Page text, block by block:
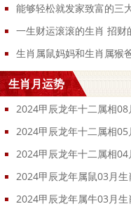
能够轻松就发家致富的三
一生财运滚滚的生肖 招财
生肖属鼠妈妈和生肖属猴
生肖月运势
2024甲辰龙年十二属相
2024甲辰龙年十二属相
2024甲辰龙年十二属相
2024甲辰龙年属鼠03月生
2024甲辰龙年属牛03月生